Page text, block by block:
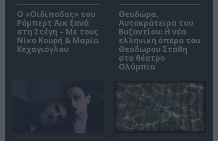
O «Οιδίποδας» του
Ρόμπερτ Άικ ξανά
στη Στέγη – Με τους
Νίκο Κουρή & Μαρία
Κεχαγιόγλου
Θεοδώρα,
Αυτοκράτειρα του
Βυζαντίου: Η νέα
ελληνική όπερα του
Θεόδωρου Στάθη
στο θέατρο
Ολύμπια